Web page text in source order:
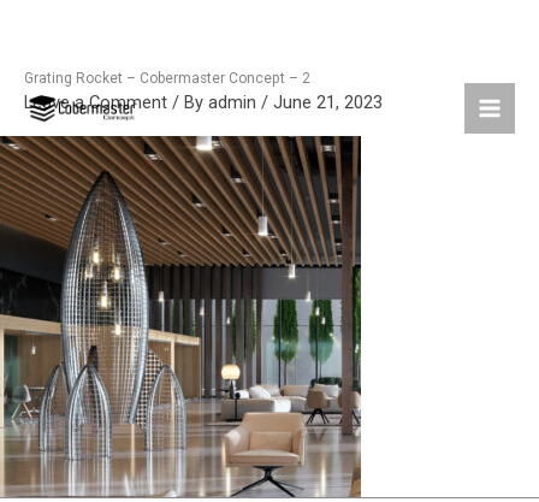
Skip
content
Grating Rocket – Cobermaster Concept – 2
Leave a Comment / By admin / June 21, 2023